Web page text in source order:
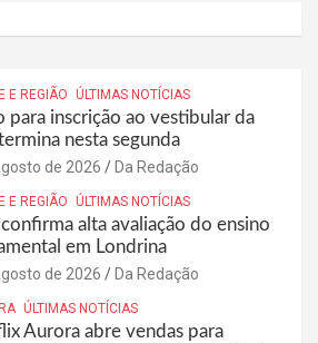
E REGIÃO ÚLTIMAS NOTÍCIAS
para inscrição ao vestibular da
nesta segunda
de 2026 Da Redação
E REGIÃO ÚLTIMAS NOTÍCIAS
confirma alta avaliação do ensino
em Londrina
de 2026 Da Redação
ÚLTIMAS NOTÍCIAS
Aurora abre vendas para